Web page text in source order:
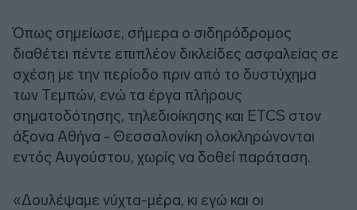
Όπως σημείωσε, σήμερα ο σιδηρόδρομος
διαθέτει πέντε επιπλέον δικλείδες ασφαλείας σε
σχέση με την περίοδο πριν από το δυστύχημα
των Τεμπών, ενώ τα έργα πλήρους
σηματοδότησης, τηλεδιοίκησης και ETCS στον
άξονα Αθήνα - Θεσσαλονίκη ολοκληρώνονται
εντός Αυγούστου, χωρίς να δοθεί παράταση.
«Δουλέψαμε νύχτα-μέρα, κι εγώ και οι